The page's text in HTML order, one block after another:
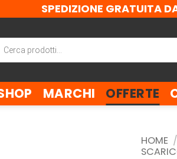
SPEDIZIONE GRATUITA
MARCHI OFFERTE
HOME /